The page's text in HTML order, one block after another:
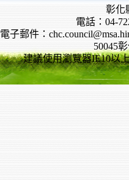
彰化
電話：04-
電子郵件：
50045
建議使用瀏覽器IE10以